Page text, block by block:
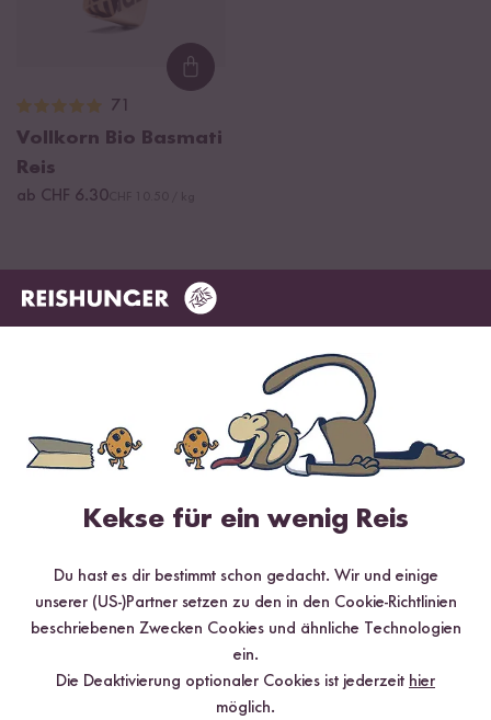
Loading...
71
Vollkorn Bio Basmati
Reis
ab CHF 6.30
Digitales Rezeptbuch per E-Mail
✔️ 25 leckere Rezepte aus unseren bunten Kochwelten
✔️ Von Sushi über Curry bis hin zu Desserts
✔️ Inklusive Tipps & Tricks für die Zubereitung
Kekse für ein wenig Reis
Du hast es dir bestimmt schon gedacht. Wir und einige
unserer (US-)Partner setzen zu den in den Cookie-Richtlinien
beschriebenen Zwecken Cookies und ähnliche Technologien
ein.
Die Deaktivierung optionaler Cookies ist jederzeit hier
möglich.